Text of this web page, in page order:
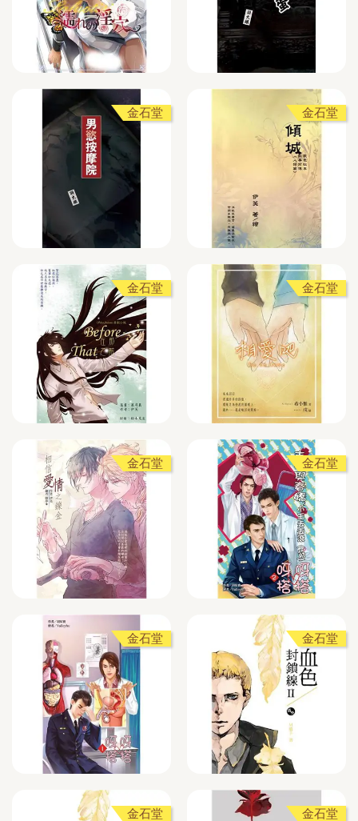
金石堂 金石堂
金石堂 金石堂
金石堂 金石堂
金石堂 金石堂
金石堂 金石堂